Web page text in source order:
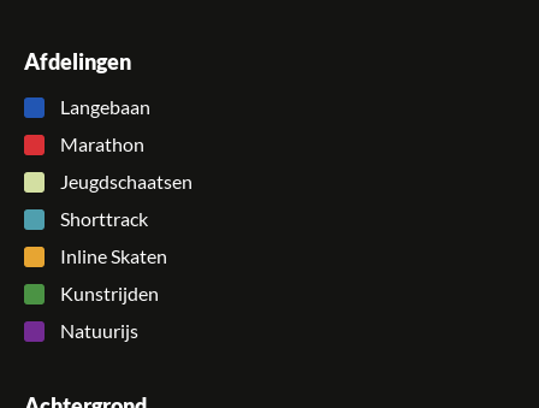
Afdelingen
Langebaan
Marathon
Jeugdschaatsen
Shorttrack
Inline Skaten
Kunstrijden
Natuurijs